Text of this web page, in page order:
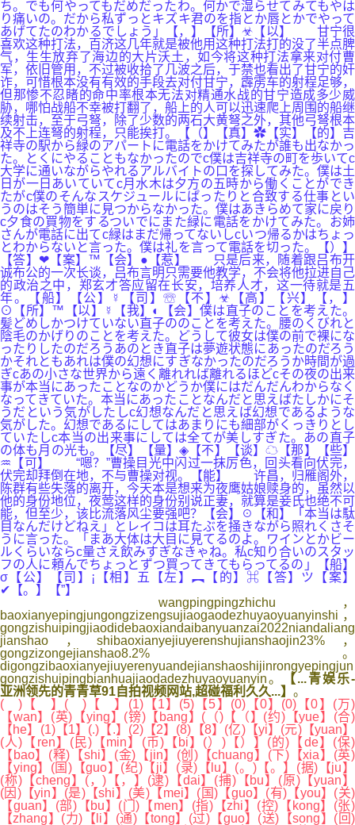
ち。でも何やってもだめだったわ。何かで湿らせてみてもやは
り痛いの。だから私ずっとキズキ君のを指とか唇とかでやって
あげてたのわかるでしょう」【，】【所】☣【以】 甘宁很
喜欢这种打法，百济这几年就是被他用这种打法打的没了半点脾
气，生生放弃了海边的大片沃土，如今将这种打法拿来对付曹
军，依旧管用，不过被收拾了几波之后，于禁也看出了甘宁的奸
诈，可惜根本没有有效的手段去对付甘宁，霹雳车的射程足够，
但那惨不忍睹的命中率根本无法对精通水战的甘宁造成多少威
胁，哪怕战船不幸被打翻了，船上的人可以迅速爬上周围的船继
续射击，至于弓弩，除了少数的两石大黄弩之外，其他弓弩根本
及不上连弩的射程，只能挨打。【（】【真】✿【实】【的】吉
祥寺の駅から緑のアパートに電話をかけてみたが誰も出なかっ
た。とくにやることもなかったのでc僕は吉祥寺の町を歩いてc
大学に通いながらやれるアルバイトの口を探してみた。僕は土
日が一日あいていてc月水木は夕方の五時から働くことができ
たがc僕のそんなスケジュールにぱったりと合致する仕事とい
うのはそう簡単に見つからなかった。僕はあきらめて家に戻り
c夕食の買物をするついでにまた緑に電話をかけてみた。お姉
さんが電話に出てc緑はまだ帰ってないしcいつ帰るかはちょっ
とわからないと言った。僕は礼を言って電話を切った。【）】
【答】❤【案】™【会】●【惹】 只是后来，随着跟吕布开
诚布公的一次长谈，吕布言明只需要他教学，不会将他拉进自己
的政治之中，郑玄才答应留在长安，培养人才，这一待就是五
年。【船】【公】☿【司】☏【不】☣【高】【兴】【，】
⊙【所】™【以】☿【我】◐【会】僕は直子のことを考えた。
髪どめしかつけていない直子ののことを考えた。腰のくびれと
陰毛のかげりのことを考えた。どうして彼女は僕の前で裸にな
ったりしたのだろうあのとき直子は夢遊状態にあったのだろう
かそれともあれは僕の幻想にすぎなかったのだろうか時間が過
ぎcあの小さな世界から遠く離れれば離れるほどcその夜の出来
事が本当にあったことなのかどうか僕にはだんだんわからなく
なってきていた。本当にあったことなんだと思えばたしかにそ
うだという気がしたしc幻想なんだと思えば幻想であるような
気がした。幻想であるにしてはあまりにも細部がくっきりとし
ていたしc本当の出来事にしては全てが美しすぎた。あの直子
の体も月の光も。【尽】【量】◈【不】【谈】☁【那】【些】
♒【可】 “嗯？”曹操目光中闪过一抹厉色，回头看向伏完，
伏完却拜倒在地，不与曹操对视。【能】 许昌，归雁阁外，
陈群有些失落的离开，今天本是想来为夜鹰姑娘赎身的，虽然以
他的身份地位，夜莺这样的身份别说正妻，就算是妾氏也绝不可
能，但至少，该比流落风尘要强吧？【会】☉【和】「本当は駄
目なんだけどねえ」とレイコは耳たぶを掻きながら照れくさそ
うに言った。「まあ大体は大目に見てるのよ。ワインとかビー
ルくらいならc量さえ飲みすぎなきゃね。私c知り合いのスタッ
フの人に頼んでちょっとずつ買ってきてもらってるの」【船】
σ【公】【司】¡【相】五【左】︻【的】⌘【答】ツ【案】
✔【。】【”】
wangpingpingzhichu，
baoxianyepingjungongzizengsujiaogaodezhuyaoyuanyinshi，
gongzishuipingjiaodidebaoxiandaibanyuanzai2022niandaliang
jianshao，shibaoxianyejiuyerenshujianshaojin23%，
gongzizongejianshao8.2%。
digongzibaoxianyejiuyerenyuandejianshaoshijinrongyepingjun
gongzishuipingbianhuajiaodadezhuyaoyuanyin。
【...青娱乐-
亚洲领先的青青草91自拍视频网站,超碰福利久久...】 。
( )【 】( )【 】(1)【1】(5)【5】(0)【0】(0)【0】(万)
【wan】(英)【ying】(镑)【bang】(（)【（】(约)【yue】(合)
【he】(1)【1】(.)【.】(2)【2】(8)【8】(亿)【yi】(元)【yuan】
(人)【ren】(民)【min】(币)【bi】(）)【）】(的)【de】(保)
【bao】(释)【shi】(金)【jin】(创)【chuang】(下)【xia】(英)
【ying】(国)【guo】(纪)【ji】(录)【lu】(。)【。】(据)【ju】
(称)【cheng】(，)【，】(逮)【dai】(捕)【bu】(原)【yuan】
(因)【yin】(是)【shi】(美)【mei】(国)【guo】(有)【you】(关)
【guan】(部)【bu】(门)【men】(指)【zhi】(控)【kong】(张)
【zhang】(力)【li】(通)【tong】(过)【guo】(送)【song】(回)